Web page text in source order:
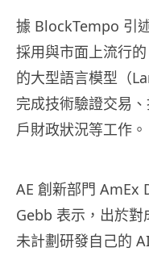
據 BlockTempo 引
採用與市面上流行
的大型語言模型（
完成技術驗證交易
戶財政狀況等工作。
AE 創新部門 AmEx
Gebb 表示，出於對
未計劃研發自己的